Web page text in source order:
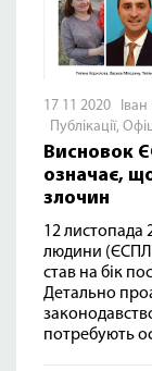
17 11 2020 Іван
Публікації,
Висновок
означає,
злочин
12 листопада
людини
став на бік
Детально
потребують